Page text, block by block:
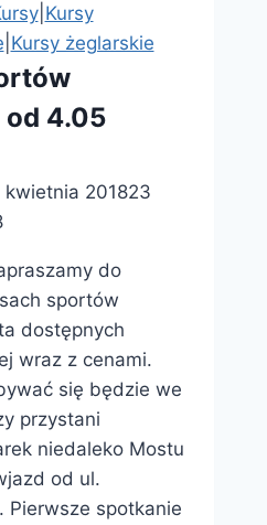
ek
„Lazaros
–
o
Greka
–
Grecjo
do
zobaczenia”
| Kursy
Kursy żeglarskie
4.05
kwietnia 201823
do
sportów
dostępnych
wraz z cenami.
się będzie we
przystani
niedaleko Mostu
od ul.
Pierwsze spotkanie